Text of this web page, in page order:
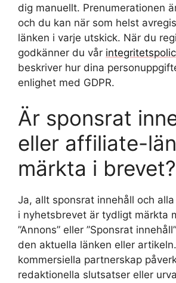
e
s
dig manuellt. Prenumerationen
och du kan när som helst
länken i varje utskick. När du
godkänner du vår
beskriver hur dina
enlighet med GDPR.
Är sponsrat
eller affiliate-
märkta i brevet?
Ja, allt sponsrat innehåll och
i nyhetsbrevet är tydligt märkta
”Annons” eller ”Sponsrat
den aktuella länken eller
kommersiella partnerskap
redaktionella slutsatser eller